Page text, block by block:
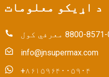
د اړیکو معلومات
info@jnsupermax.com
+۸۶۱۵۹۶۴۰۰۵۹۰۴